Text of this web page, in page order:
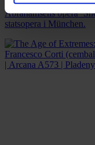
Knap to måneder efter
Abrahamsens opera
statsopera i München.